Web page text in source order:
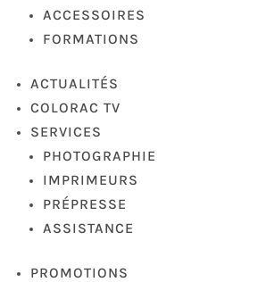
ACCESSOIRES
FORMATIONS
ACTUALITÉS
COLORAC TV
SERVICES
PHOTOGRAPHIE
IMPRIMEURS
PRÉPRESSE
ASSISTANCE
PROMOTIONS